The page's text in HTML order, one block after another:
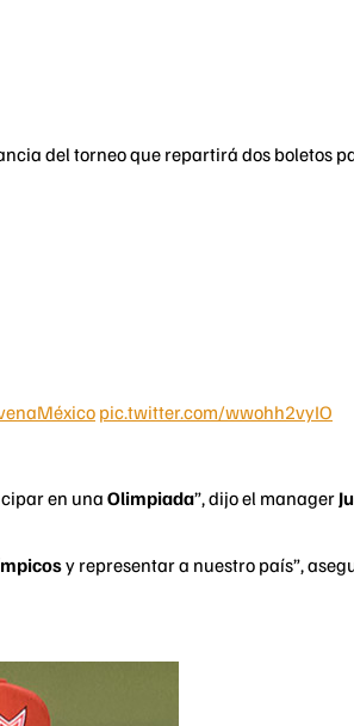
del torneo que repartirá dos boletos
pic.twitter.com/wwohh2vyIO
en una Olimpiada”, dijo el manager
y representar a nuestro país”,